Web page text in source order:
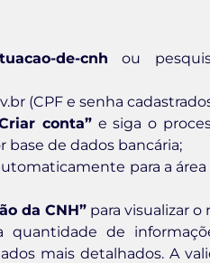
de-cnh ou
(CPF e senha
conta”e siga o
base de dados bancária;
para a
da CNH” para visualizar
de
mais detalhados. A